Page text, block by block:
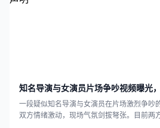
知名导演与女演员片场争吵视频曝光
一段疑似知名导演与女演员在片场激烈争吵
双方情绪激动，现场气氛剑拔弩张。目前两